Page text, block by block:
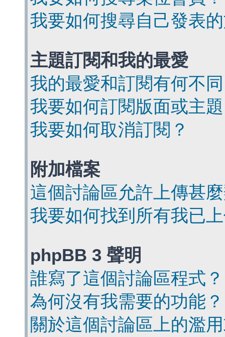
我要如何搜尋自己發表
主題訂閱和我的最愛
我的最愛和訂閱有何不
我要如何訂閱版面或主
我要如何取消訂閱？
附加檔案
這個討論區允許上傳甚
我要如何找到所有我已
phpBB 3 聲明
誰寫了這個討論區程式？
為何沒有我需要的功能？
關於這個討論區上的濫